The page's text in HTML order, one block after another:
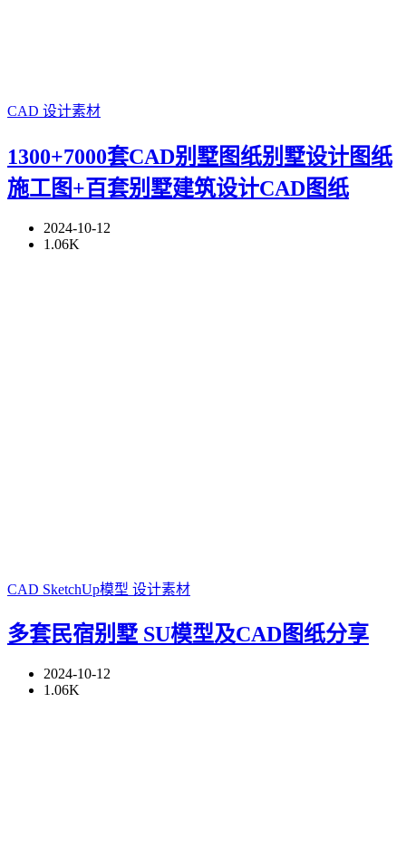
CAD 设计素材
1300+7000套CAD别墅图纸别墅设计图纸
施工图+百套别墅建筑设计CAD图纸
2024-10-12
1.06K
CAD SketchUp模型 设计素材
多套民宿别墅 SU模型及CAD图纸分享
2024-10-12
1.06K